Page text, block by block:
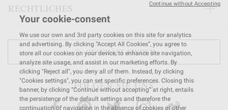
RECHTLICHES
GESCHÄFT FINDEN
FOLGEN SIE UNS
Your cookie-consent
We use our own and 3rd party cookies on this site for analytics
and advertising. By clicking “Accept All Cookies”, you agree to
store all our cookies on your device, to enhance site navigation,
analyze site usage, and assist in our marketing efforts. By
clicking "Reject all", you deny all of them. Instead, by clicking
"Cookies settings", you can set specific preferences. Closing this
banner, by clicking “Continue without accepting” at right, entails
the persistence of the default settings and therefore the
continuation of navigation in the absence of cookies or other
Continue without Accepting